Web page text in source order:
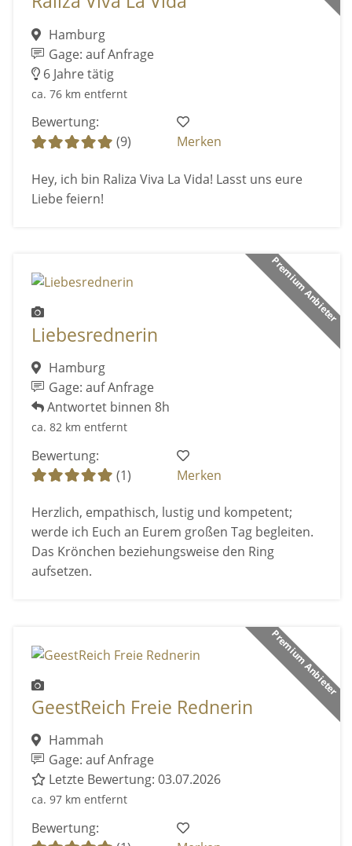
Hamburg
Gage: auf Anfrage
6 Jahre tätig
ca. 76 km entfernt
Bewertung:
(9)
Merken
Hey, ich bin Raliza Viva La Vida! Lasst uns eure
Liebe feiern!
Premium Anbieter
Liebesrednerin
Hamburg
Gage: auf Anfrage
Antwortet binnen 8h
ca. 82 km entfernt
Bewertung:
(1)
Merken
Herzlich, empathisch, lustig und kompetent;
werde ich Euch an Eurem großen Tag begleiten.
Das Krönchen beziehungsweise den Ring
aufsetzen.
Premium Anbieter
GeestReich Freie Rednerin
Hammah
Gage: auf Anfrage
Letzte Bewertung: 03.07.2026
ca. 97 km entfernt
Bewertung: